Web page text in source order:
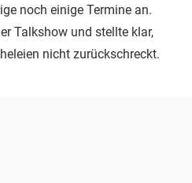
noch einige Termine an.
Talkshow und stellte klar,
nicht zurückschreckt.